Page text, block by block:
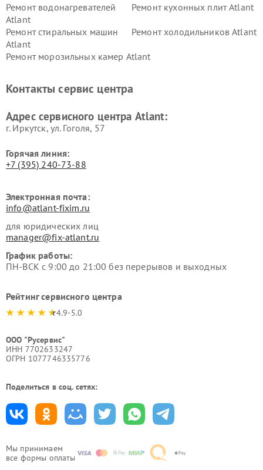
Мы принимаем
все формы оплаты
Ремонт водонагревателей
Atlant
Ремонт кухонных плит Atlant
Ремонт стиральных машин
Atlant
Ремонт холодильников Atlant
Ремонт морозильных камер Atlant
Контакты сервис центра
Адрес сервисного центра Atlant:
г. Иркутск, ул. ​Гоголя, 57
Горячая линия:
+7 (395) 240-73-88
Электронная почта:
info@atlant-fixim.ru
для юридических лиц
manager@fix-atlant.ru
График работы:
ПН-ВСК с 9:00 до 21:00 без перерывов и выходных
Рейтинг сервисного центра
4.9-5.0
ООО "Русервис"
ИНН 7702633247
ОГРН 1077746335776
Поделиться в соц. сетях: